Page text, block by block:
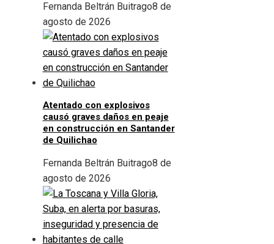
Fernanda Beltrán Buitrago8 de
agosto de 2026
Atentado con explosivos
causó graves daños en peaje
en construcción en Santander
de Quilichao
Fernanda Beltrán Buitrago8 de
agosto de 2026